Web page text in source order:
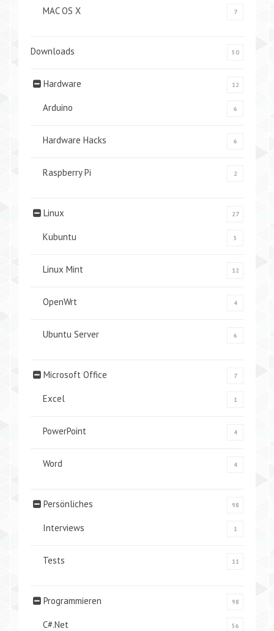
MAC OS X 7
Downloads 50
Hardware 12
Arduino 6
Hardware Hacks 6
Raspberry Pi 2
Linux 27
Kubuntu 5
Linux Mint 12
OpenWrt 4
Ubuntu Server 6
Microsoft Office 7
Excel 1
PowerPoint 4
Word 4
Persönliches 98
Interviews 1
Tests 11
Programmieren 98
C#.Net 56